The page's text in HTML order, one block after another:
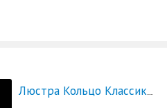
Люстра Кольцо Классика 500 мм - СКИДКА!!!